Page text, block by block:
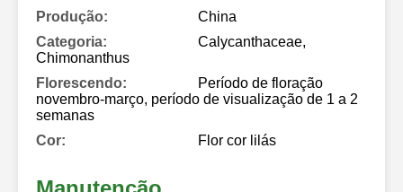
Produção:
China
Categoria:
Calycanthaceae,
Chimonanthus
Florescendo:
Período de floração
novembro-março, período de visualização de 1 a 2
semanas
Cor:
Flor cor lilás